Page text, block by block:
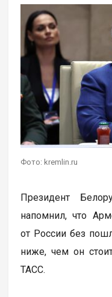
Фото: kremlin.ru
Президент
напомнил, что
от России без
ниже, чем он
ТАСС.